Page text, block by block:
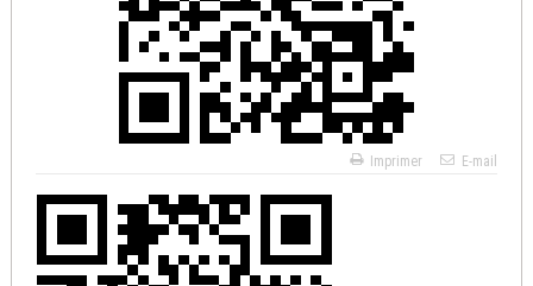
Imprimer E-mail